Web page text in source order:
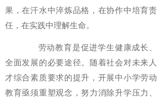
果，在汗水中淬炼品格，在协作中培育责
任，在实践中理解生命。
劳动教育是促进学生健康成长、
全面发展的必要途径。随着社会对未来人
才综合素质要求的提升，开展中小学劳动
教育亟须重塑观念，努力消除升学压力、